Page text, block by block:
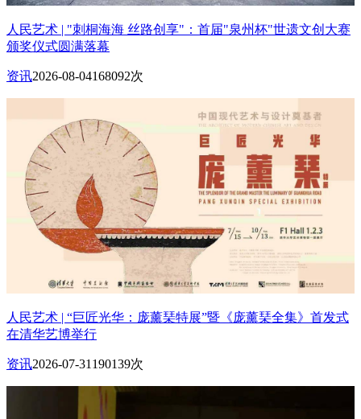
人民艺术 | "刺桐海海 丝路创享"：首届"泉州杯"世遗文创大赛
颁奖仪式圆满落幕
资讯2026-08-04168092次
人民艺术 | “巨匠光华：庞薰琹特展”暨《庞薰琹全集》首发式
在清华艺博举行
资讯2026-07-31 190139次